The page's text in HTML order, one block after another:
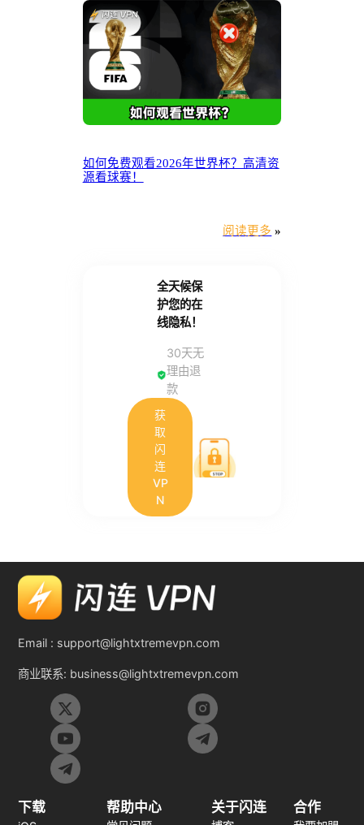
如何免费观看2026年世界杯？高清资
源看球赛！
阅读更多 »
全天候保
护您的在
线隐私！
30天无
理由退
款
获
取
闪
连
VP
N
Email : support@lightxtremevpn.com
商业联系: business@lightxtremevpn.com
下载 帮助中心 关于闪连 合作